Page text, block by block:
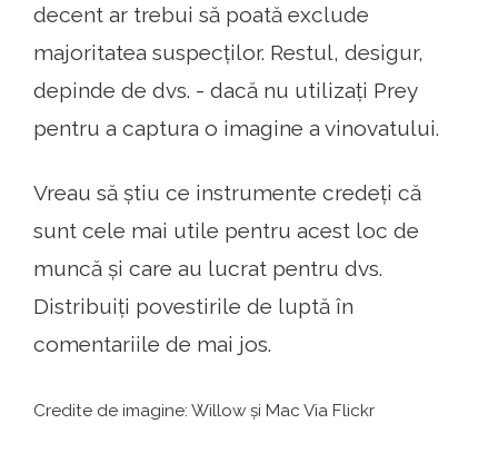
decent ar trebui să poată exclude
majoritatea suspecților. Restul, desigur,
depinde de dvs. - dacă nu utilizați Prey
pentru a captura o imagine a vinovatului.
Vreau să știu ce instrumente credeți că
sunt cele mai utile pentru acest loc de
muncă și care au lucrat pentru dvs.
Distribuiți povestirile de luptă în
comentariile de mai jos.
Credite de imagine: Willow și Mac Via Flickr